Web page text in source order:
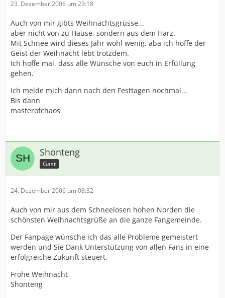
23. Dezember 2006 um 23:18
Auch von mir gibts Weihnachtsgrüsse...
aber nicht von zu Hause, sondern aus dem Harz.
Mit Schnee wird dieses Jahr wohl wenig, aba ich hoffe der
Geist der Weihnacht lebt trotzdem.
Ich hoffe mal, dass alle Wünsche von euch in Erfüllung
gehen.
Ich melde mich dann nach den Festtagen nochmal...
Bis dann
masterofchaos
Shonteng
Gast
24. Dezember 2006 um 08:32
Auch von mir aus dem Schneelosen hohen Norden die
schönsten Weihnachtsgrüße an die ganze Fangemeinde.
Der Fanpage wünsche ich das alle Probleme gemeistert
werden und Sie Dank Unterstützung von allen Fans in eine
erfolgreiche Zukunft steuert.
Frohe Weihnacht
Shonteng